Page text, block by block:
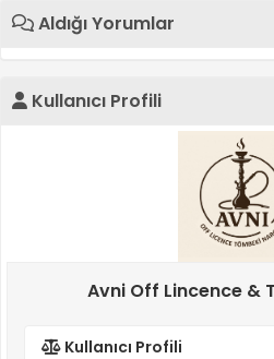
Aldığı Yorumlar
Kullanıcı Profili
Avni Off Lincence &
Kullanıcı Profili